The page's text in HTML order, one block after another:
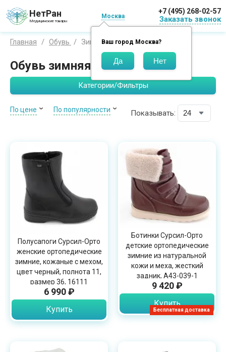
НетРан
Медицинские товары
Москва
Ваш город Москва?
+7 (495) 268-02-57
Заказать звонок
Главная Обувь Зимняя обувь
Обувь зимняя ортопедическая
Категории/Фильтры
По цене По популярности Показывать:
Полусапоги Сурсил-Орто
женские ортопедические
зимние, кожаные с мехом,
цвет черный, полнота 11,
размер 36, 16111
6 990 ₽
Купить Бесплатная доставка
Ботинки Сурсил-Орто
детские ортопедические
зимние из натуральной
кожи и меха, жесткий
задник, А43-039-1
9 420 ₽
Купить